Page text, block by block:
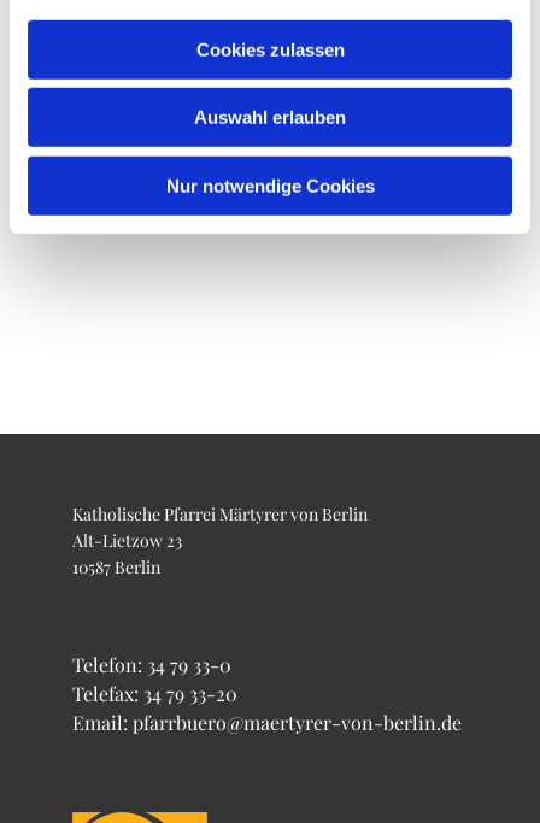
Cookies zulassen
Auswahl erlauben
Nur notwendige Cookies
Katholische Pfarrei Märtyrer von Berlin
Alt-Lietzow 23
10587 Berlin
Telefon: 34 79 33-0
Telefax: 34 79 33-20
Email: pfarrbuero@maertyrer-von-berlin.de